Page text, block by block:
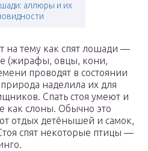
аллюры и их
на тему как спят лошади —
(жирафы, овцы, кони,
проводят в состоянии
наделила их для
Спать стоя умеют и
как слоны. Обычно это
отдых детёнышей и самок,
спят некоторые птицы —